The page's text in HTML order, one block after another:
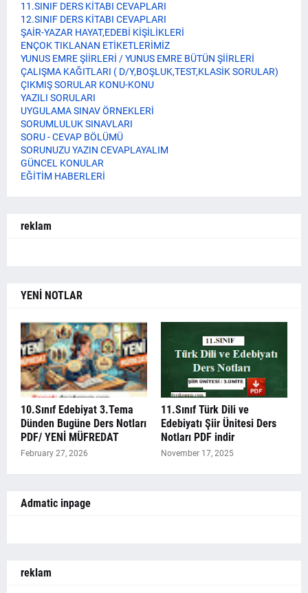
11.SINIF DERS KİTABI CEVAPLARI
12.SINIF DERS KİTABI CEVAPLARI
ŞAİR-YAZAR HAYAT,EDEBİ KİŞİLİKLERİ
ENÇOK TIKLANAN ETİKETLERİMİZ
YUNUS EMRE ŞİİRLERİ / YUNUS EMRE BÜTÜN ŞİİRLERİ
ÇALIŞMA KAĞITLARI ( D/Y,BOŞLUK,TEST,KLASİK SORULAR)
ÇIKMIŞ SORULAR KONU-KONU
YAZILI SORULARI
UYGULAMA SINAV ÖRNEKLERİ
SORUMLULUK SINAVLARI
SORU - CEVAP BÖLÜMÜ
SORUNUZU YAZIN CEVAPLAYALIM
GÜNCEL KONULAR
EĞİTİM HABERLERİ
reklam
YENİ NOTLAR
10.Sınıf Edebiyat 3.Tema
Dünden Bugüne Ders Notları
PDF/ YENİ MÜFREDAT
February 27, 2026
11.Sınıf Türk Dili ve
Edebiyatı Şiir Ünitesi Ders
Notları PDF indir
November 17, 2025
Admatic inpage
reklam